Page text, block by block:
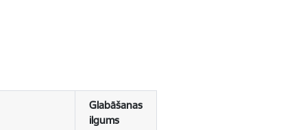
Glabāšanas
ilgums